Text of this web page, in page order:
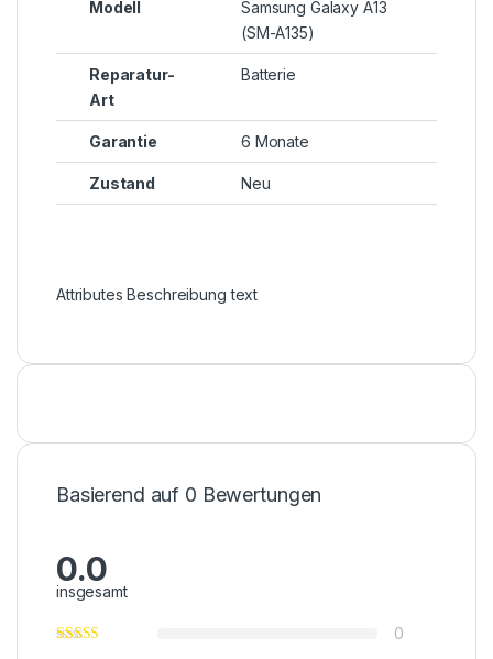
Modell
Samsung Galaxy A13
(SM-A135)
Reparatur-
Art
Batterie
Garantie 6 Monate
Zustand Neu
Attributes Beschreibung text
Basierend auf 0 Bewertungen
0.0
insgesamt
0